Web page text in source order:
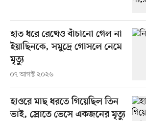
হাত ধরে রেখেও বাঁচানো গেল না
ইয়াছিনকে, সমুদ্রে গোসলে নেমে
মৃত্যু
০৭ আগস্ট ২০২৬
হাওরে মাছ ধরতে গিয়েছিল তিন
ভাই, স্রোতে ভেসে একজনের মৃত্যু